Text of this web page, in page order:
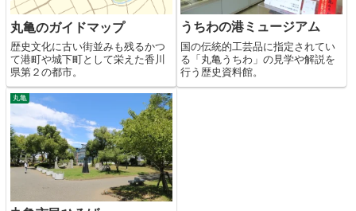
丸亀のガイドマップ
歴史文化に古い街並みも残るかつ
て港町や城下町として栄えた香川
県第２の都市。
うちわの港ミュージアム
国の伝統的工芸品に指定されてい
る「丸亀うちわ」の見学や解説を
行う歴史資料館。
丸亀